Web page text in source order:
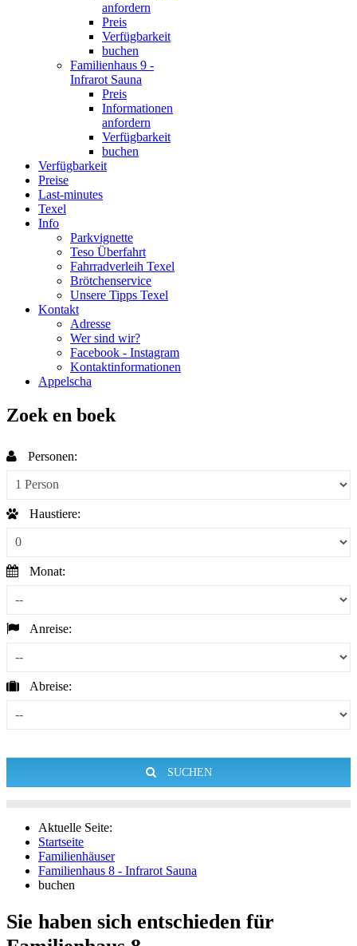
anfordern
Preis
Verfügbarkeit
buchen
Familienhaus 9 -
Infrarot Sauna
Preis
Informationen
anfordern
Verfügbarkeit
buchen
Verfügbarkeit
Preise
Last-minutes
Texel
Info
Parkvignette
Teso Überfahrt
Fahrradverleih Texel
Brötchenservice
Unsere Tipps Texel
Kontakt
Adresse
Wer sind wir?
Facebook - Instagram
Kontaktinformationen
Appelscha
Zoek en boek
Personen:
Haustiere:
Monat:
Anreise:
Abreise:
SUCHEN
Aktuelle Seite:
Startseite
Familienhäuser
Familienhaus 8 - Infrarot Sauna
buchen
Sie haben sich entschieden für